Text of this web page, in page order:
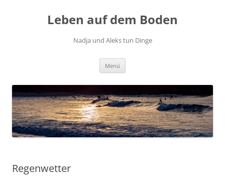
Leben auf dem Boden
Nadja und Aleks tun Dinge
Menü
Regenwetter